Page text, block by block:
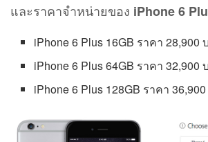
และราคาจำหน่ายของ iPhone 6
iPhone 6 Plus 16GB ราคา 28,900
iPhone 6 Plus 64GB ราคา 32,900
iPhone 6 Plus 128GB ราคา